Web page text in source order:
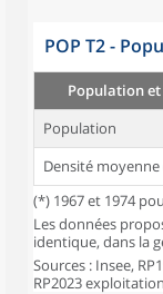
POP T2 -
Population
Population
Densité
(*) 1967 et 1974
Les données
identique, dans la
Sources : Insee,
RP2023